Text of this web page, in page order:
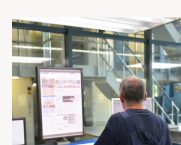
Assistance en vie privée
Développement professionnel
Devenir Membre